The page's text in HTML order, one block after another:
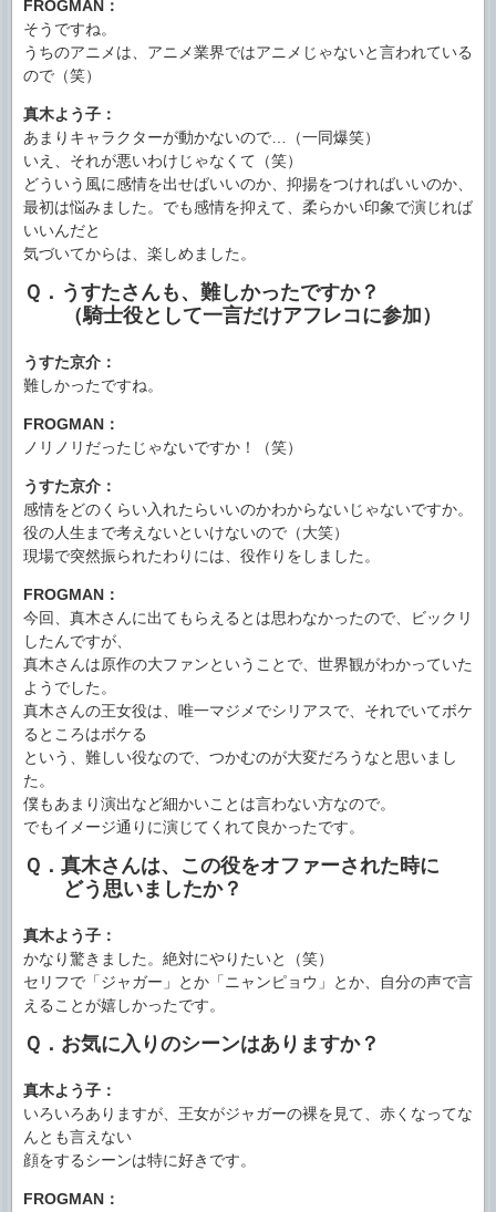
FROGMAN：
そうですね。
うちのアニメは、アニメ業界ではアニメじゃないと言われている
ので（笑）
真木よう子：
あまりキャラクターが動かないので…（一同爆笑）
いえ、それが悪いわけじゃなくて（笑）
どういう風に感情を出せばいいのか、抑揚をつければいいのか、
最初は悩みました。でも感情を抑えて、柔らかい印象で演じれば
いいんだと
気づいてからは、楽しめました。
Ｑ．うすたさんも、難しかったですか？
（騎士役として一言だけアフレコに参加）
うすた京介：
難しかったですね。
FROGMAN：
ノリノリだったじゃないですか！（笑）
うすた京介：
感情をどのくらい入れたらいいのかわからないじゃないですか。
役の人生まで考えないといけないので（大笑）
現場で突然振られたわりには、役作りをしました。
FROGMAN：
今回、真木さんに出てもらえるとは思わなかったので、ビックリ
したんですが、
真木さんは原作の大ファンということで、世界観がわかっていた
ようでした。
真木さんの王女役は、唯一マジメでシリアスで、それでいてボケ
るところはボケる
という、難しい役なので、つかむのが大変だろうなと思いまし
た。
僕もあまり演出など細かいことは言わない方なので。
でもイメージ通りに演じてくれて良かったです。
Ｑ．真木さんは、この役をオファーされた時に
どう思いましたか？
真木よう子：
かなり驚きました。絶対にやりたいと（笑）
セリフで「ジャガー」とか「ニャンピョウ」とか、自分の声で言
えることが嬉しかったです。
Ｑ．お気に入りのシーンはありますか？
真木よう子：
いろいろありますが、王女がジャガーの裸を見て、赤くなってな
んとも言えない
顔をするシーンは特に好きです。
FROGMAN：